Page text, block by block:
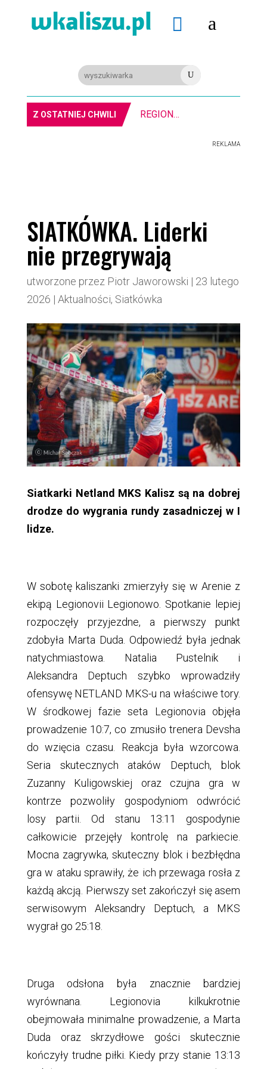
 a
U
Z OSTATNIEJ CHWILI
REKLAMA
SIATKÓWKA. Liderki
nie przegrywają
utworzone przez Piotr Jaworowski | 23 lutego
2026 | Aktualności, Siatkówka
Siatkarki Netland MKS Kalisz są na dobrej
drodze do wygrania rundy zasadniczej w I
lidze.
W sobotę kaliszanki zmierzyły się w Arenie z
ekipą Legionovii Legionowo. Spotkanie lepiej
rozpoczęły przyjezdne, a pierwszy punkt
zdobyła Marta Duda. Odpowiedź była jednak
natychmiastowa. Natalia Pustelnik i
Aleksandra Deptuch szybko wprowadziły
ofensywę NETLAND MKS-u na właściwe tory.
W środkowej fazie seta Legionovia objęła
prowadzenie 10:7, co zmusiło trenera Devsha
do wzięcia czasu. Reakcja była wzorcowa.
Seria skutecznych ataków Deptuch, blok
Zuzanny Kuligowskiej oraz czujna gra w
kontrze pozwoliły gospodyniom odwrócić
losy partii. Od stanu 13:11 gospodynie
całkowicie przejęły kontrolę na parkiecie.
Mocna zagrywka, skuteczny blok i bezbłędna
gra w ataku sprawiły, że ich przewaga rosła z
każdą akcją. Pierwszy set zakończył się asem
serwisowym Aleksandry Deptuch, a MKS
wygrał go 25:18.
Druga odsłona była znacznie bardziej
wyrównana. Legionovia kilkukrotnie
obejmowała minimalne prowadzenie, a Marta
Duda oraz skrzydłowe gości skutecznie
kończyły trudne piłki. Kiedy przy stanie 13:13